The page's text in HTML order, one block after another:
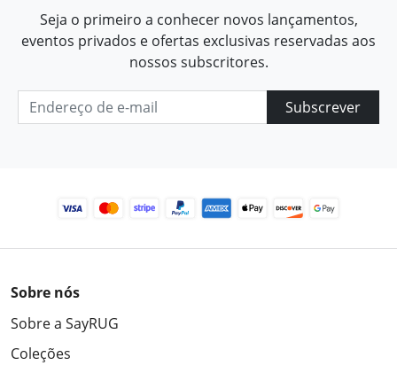
Seja o primeiro a conhecer novos lançamentos,
eventos privados e ofertas exclusivas reservadas aos
nossos subscritores.
Subscrever
Sobre nós
Sobre a SayRUG
Coleções